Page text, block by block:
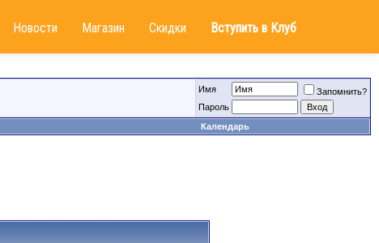
Новости Магазин Скидки Вступить в Клуб
Имя
Запомнить?
Пароль
Календарь